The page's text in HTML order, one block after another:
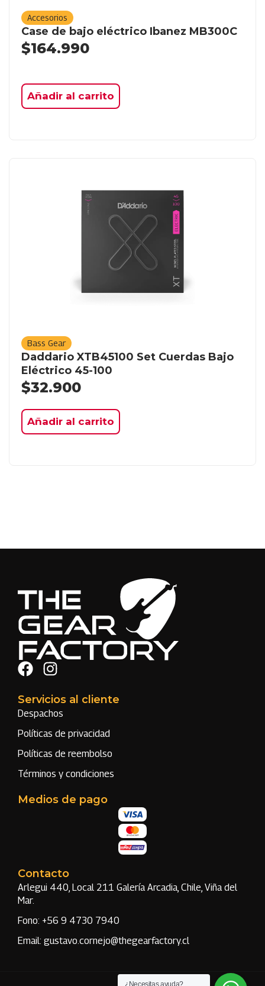
Accesorios
Case de bajo eléctrico Ibanez MB300C
$164.990
Añadir al carrito
Bass Gear
Daddario XTB45100 Set Cuerdas Bajo
Eléctrico 45-100
$32.900
Añadir al carrito
Servicios al cliente
Despachos
Políticas de privacidad
Políticas de reembolso
Términos y condiciones
Medios de pago
Contacto
Arlegui 440, Local 211 Galería Arcadia, Chile, Viña del
Mar.
Fono: +56 9 4730 7940
Email: gustavo.cornejo@thegearfactory.cl
¿Necesitas ayuda?